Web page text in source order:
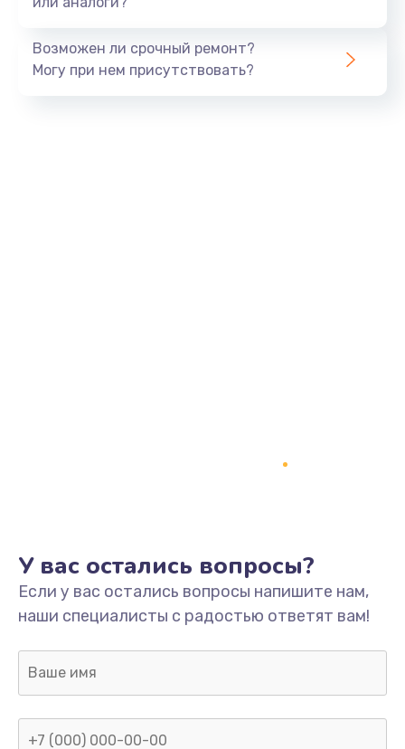
550 руб.
Не включается
1400 руб.
Заказать
800 руб.
Возможен ли срочный ремонт?
Могу при нем присутствовать?
У вас остались вопросы?
Если у вас остались вопросы напишите нам,
наши специалисты с радостью ответят вам!